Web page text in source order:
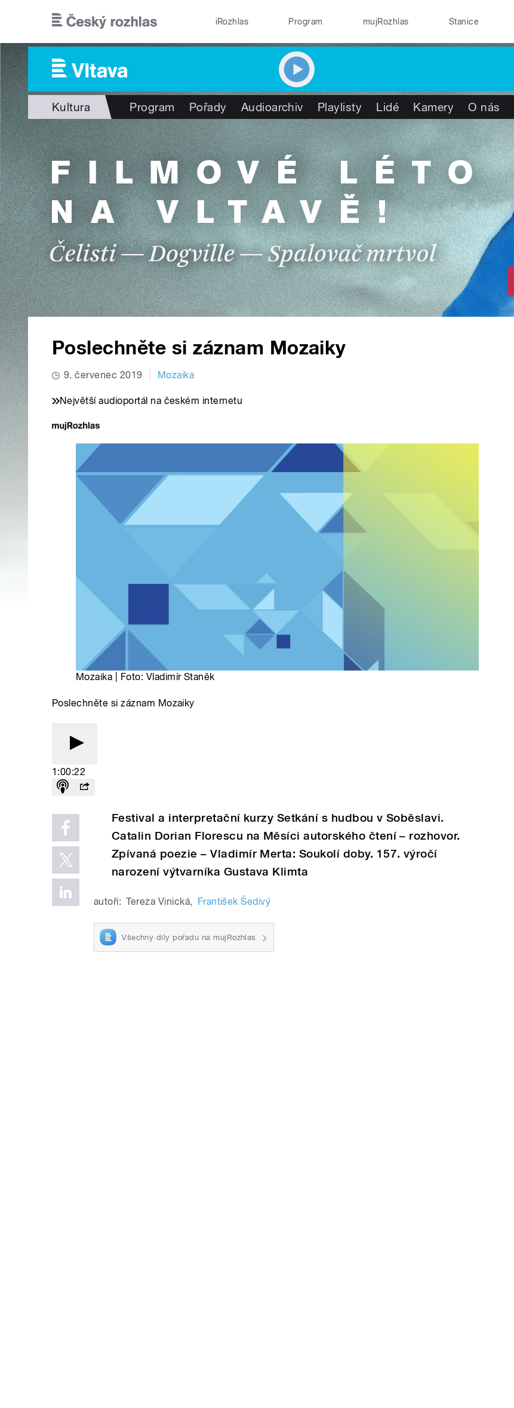
iRozhlas Program mujRozhlas Stanice
Kultura Program Pořady Audioarchiv Playlisty Lidé Kamery O nás
Poslechněte si záznam Mozaiky
9. červenec 2019 Mozaika
Největší audioportál na českém internetu
Mozaika | Foto: Vladimír Staněk
Poslechněte si záznam Mozaiky
1:00:22
Festival a interpretační kurzy Setkání s hudbou v Soběslavi.
Catalin Dorian Florescu na Měsíci autorského čtení – rozhovor.
Zpívaná poezie – Vladimír Merta: Soukolí doby. 157. výročí
narození výtvarníka Gustava Klimta
autoři: Tereza Vinická, František Šedivý
Všechny díly pořadu na mujRozhlas